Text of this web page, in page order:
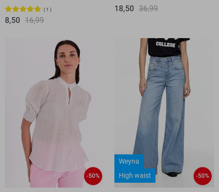
1
8,50 16,99
18,50 36,99
-50%
Weyna
High waist
-50%